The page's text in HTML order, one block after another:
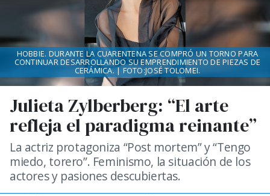
Julieta Zylberberg: “El arte
refleja el paradigma reinante”
La actriz protagoniza “Post mortem” y “Tengo
miedo, torero”. Feminismo, la situación de los
actores y pasiones descubiertas.
HOBBIE. DURANTE LA CUARENTENA SE COMPRÓ UN TORNO PARA
CONTINUAR DESARROLLANDO SU EMPRENDIMIENTO DE PIEZAS DE
CERÁMICA. | FOTO:JOSÉ TOLOMEI.